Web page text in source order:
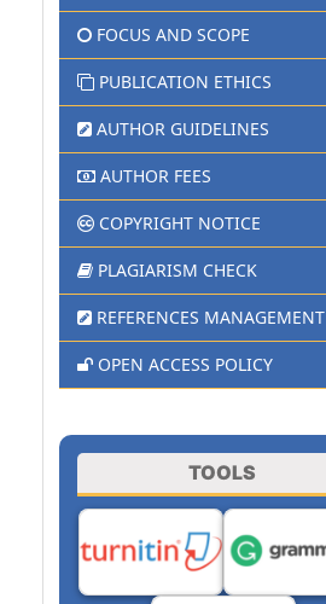
FOCUS AND SCOPE
PUBLICATION ETHICS
AUTHOR GUIDELINES
AUTHOR FEES
COPYRIGHT NOTICE
PLAGIARISM CHECK
REFERENCES MANAGEMENT
OPEN ACCESS POLICY
TOOLS